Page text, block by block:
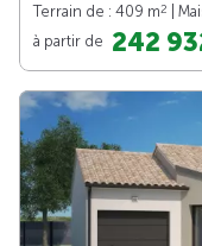
Terrain de : 409 m2 |
à partir de 242